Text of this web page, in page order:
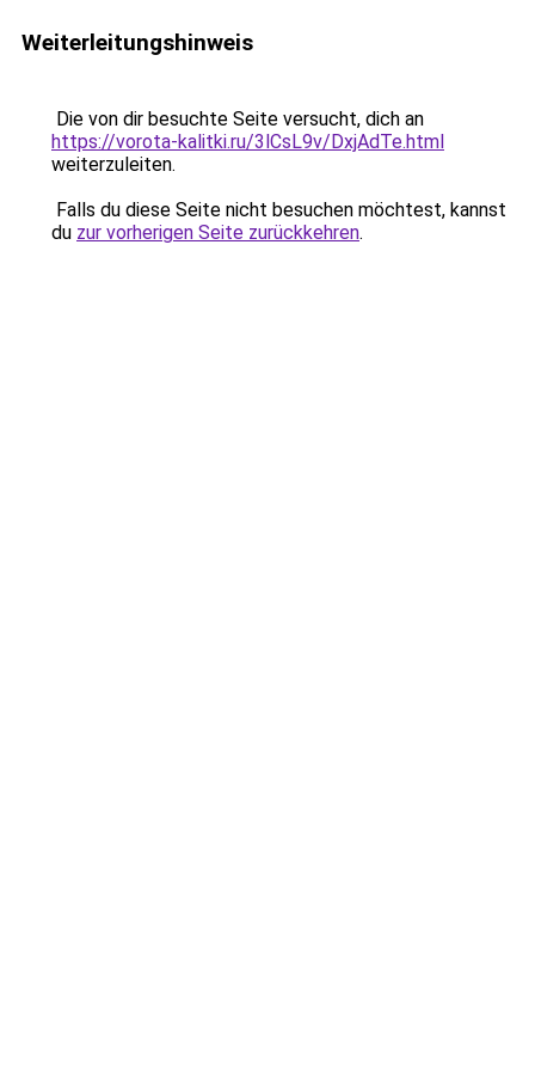
Weiterleitungshinweis
Die von dir besuchte Seite versucht, dich an
https://vorota-kalitki.ru/3lCsL9v/DxjAdTe.html
weiterzuleiten.
Falls du diese Seite nicht besuchen möchtest, kannst
du zur vorherigen Seite zurückkehren.